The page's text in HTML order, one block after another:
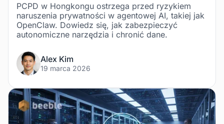
PCPD w Hongkongu ostrzega przed ryzykiem
naruszenia prywatności w agentowej AI, takiej jak
OpenClaw. Dowiedz się, jak zabezpieczyć
autonomiczne narzędzia i chronić dane.
Alex Kim
19 marca 2026